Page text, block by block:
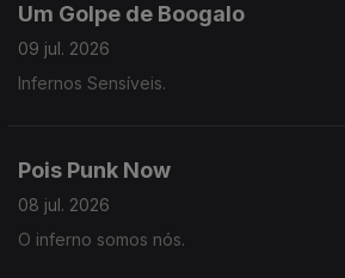
Um Golpe de Boogalo
09 jul. 2026
Infernos Sensíveis.
Pois Punk Now
08 jul. 2026
O inferno somos nós.